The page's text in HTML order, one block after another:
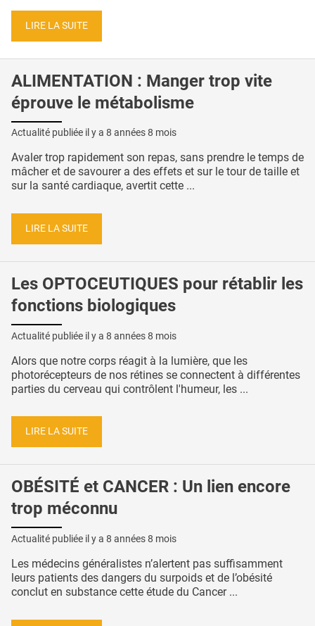
LIRE LA SUITE
ALIMENTATION : Manger trop vite
éprouve le métabolisme
Actualité publiée il y a 8 années 8 mois
Avaler trop rapidement son repas, sans prendre le temps de
mâcher et de savourer a des effets et sur le tour de taille et
sur la santé cardiaque, avertit cette ...
LIRE LA SUITE
Les OPTOCEUTIQUES pour rétablir les
fonctions biologiques
Actualité publiée il y a 8 années 8 mois
Alors que notre corps réagit à la lumière, que les
photorécepteurs de nos rétines se connectent à différentes
parties du cerveau qui contrôlent l'humeur, les ...
LIRE LA SUITE
OBÉSITÉ et CANCER : Un lien encore
trop méconnu
Actualité publiée il y a 8 années 8 mois
Les médecins généralistes n’alertent pas suffisamment
leurs patients des dangers du surpoids et de l’obésité
conclut en substance cette étude du Cancer ...